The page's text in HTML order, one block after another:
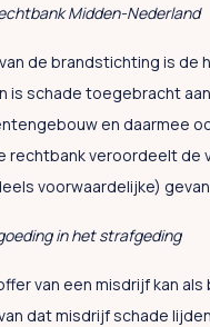
Midden-Nederland
de brandstichting is de
is schade toegebracht
en daarmee
rechtbank veroordeelt de
voorwaardelijke)
in het strafgeding
van een misdrijf kan
dat misdrijf schade